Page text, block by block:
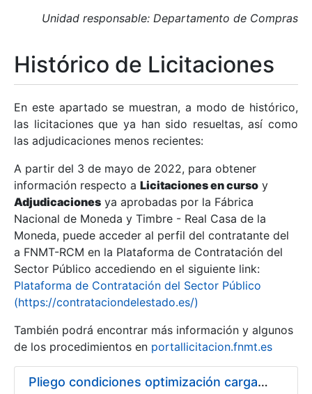
Mostrar/Ocultar
Mostrar/Ocultar
Mostrar/Ocultar
Unidad responsable: Departamento de Compras
Histórico de Licitaciones
En este apartado se muestran, a modo de histórico,
las licitaciones que ya han sido resueltas, así como
las adjudicaciones menos recientes:
A partir del 3 de mayo de 2022, para obtener
información respecto a Licitaciones en curso y
Adjudicaciones ya aprobadas por la Fábrica
Nacional de Moneda y Timbre - Real Casa de la
Moneda, puede acceder al perfil del contratante del
a FNMT-RCM en la Plataforma de Contratación del
Sector Público accediendo en el siguiente link:
Plataforma de Contratación del Sector Público
(https://contrataciondelestado.es/)
También podrá encontrar más información y algunos
de los procedimientos en portallicitacion.fnmt.es
Pliego condiciones optimización cargas compras firmado